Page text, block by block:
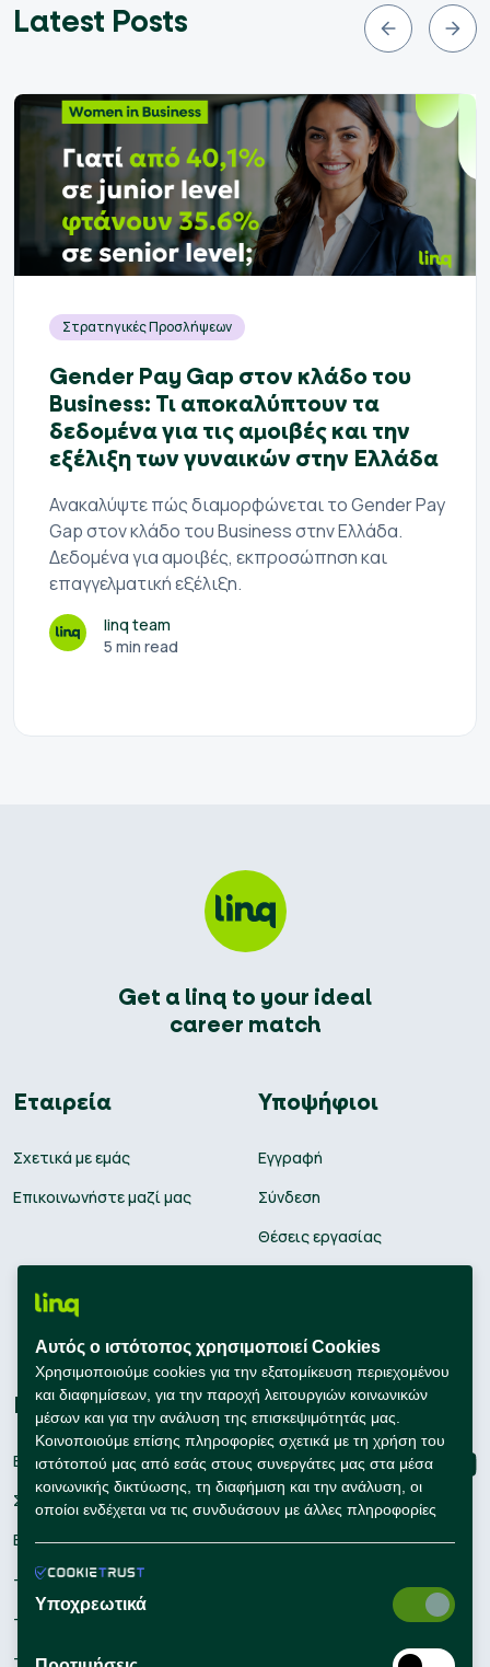
Latest Posts
Στρατηγικές Προσλήψεων
Gender Pay Gap στον κλάδο του
Business: Τι αποκαλύπτουν τα
δεδομένα για τις αμοιβές και την
εξέλιξη των γυναικών στην Ελλάδα
Ανακαλύψτε πώς διαμορφώνεται το Gender Pay
Gap στον κλάδο του Business στην Ελλάδα.
Δεδομένα για αμοιβές, εκπροσώπηση και
επαγγελματική εξέλιξη.
linq team
5 min read
Get a linq to your ideal
career match
Εταιρεία
Σχετικά με εμάς
Επικοινωνήστε μαζί μας
Υποψήφιοι
Εγγραφή
Σύνδεση
Θέσεις εργασίας
Συμβουλές Καριέρας
Εταιρείες
Εγγραφή
Σύνδεση
Εργαλεία Προσλήψεων
– Self Service Hiring Solutions
– Talent Hiring Solutions
– Employer Branding
Connect with us
Αυτός ο ιστότοπος χρησιμοποιεί Cookies
Χρησιμοποιούμε cookies για την εξατομίκευση περιεχομένου
και διαφημίσεων, για την παροχή λειτουργιών κοινωνικών
μέσων και για την ανάλυση της επισκεψιμότητάς μας.
Κοινοποιούμε επίσης πληροφορίες σχετικά με τη χρήση του
ιστότοπού μας από εσάς στους συνεργάτες μας στα μέσα
κοινωνικής δικτύωσης, τη διαφήμιση και την ανάλυση, οι
οποίοι ενδέχεται να τις συνδυάσουν με άλλες πληροφορίες
Υποχρεωτικά